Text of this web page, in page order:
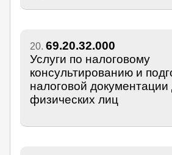
20. 69.20.32.000
Услуги по налоговому
консультированию и
налоговой документации
физических лиц